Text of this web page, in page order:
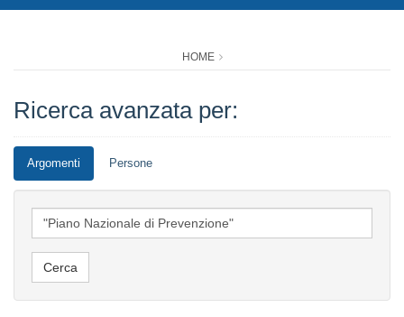
HOME
Ricerca avanzata per:
Argomenti Persone